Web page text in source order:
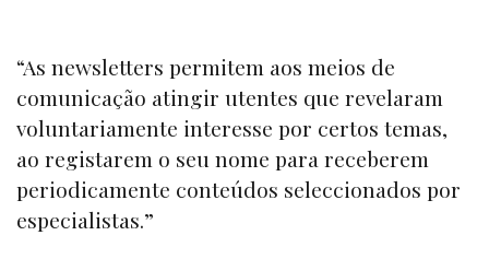
“As newsletters permitem aos meios de
comunicação atingir utentes que revelaram
voluntariamente interesse por certos temas,
ao registarem o seu nome para receberem
periodicamente conteúdos seleccionados por
especialistas.”